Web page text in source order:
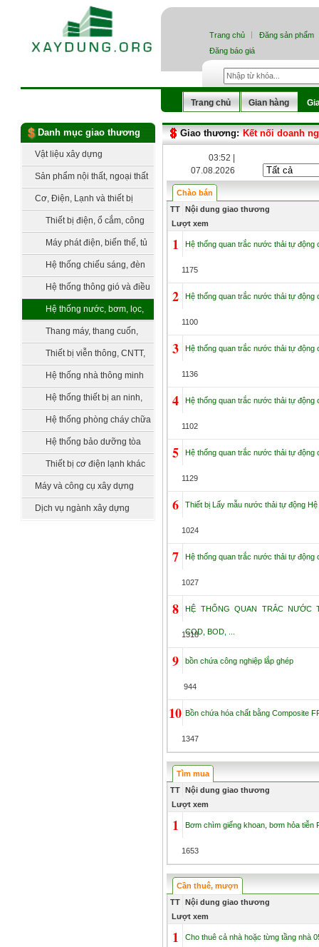
Trang chủ
Đăng sản phẩm
Đăng báo giá
Trang chủ Gian hàng
Danh mục giao thương
Vật liệu xây dựng
Sản phẩm nội thất, ngoại thất
Cơ, Điện, Lạnh và thiết bị
công nghệThiết bị điện, ổ cắm, công
Máy phát điện, biến thế, tủ
điện, trạm điện
Hệ thống chiếu sáng, đèn
trang tríHệ thống thông gió và điều
hòa không khí
Hệ thống nước, bơm, lọc,
bồn chứa, xử lý nước
Thang máy, thang cuốn,
vận thăngThiết bị viễn thông, CNTT,
truyền hìnhHệ thống nhà thông minh
smarthomeHệ thống thiết bị an ninh,
quản lý tòa nhà
Hệ thống phòng cháy chữa
Hệ thống bảo dưỡng tòa
Thiết bị cơ điện lạnh khác
Máy và công cụ xây dựng
Dịch vụ ngành xây dựng
Giao thương: Kết nối doanh
03:52 |
07.08.2026
Chào bán
TT
Nội dung giao thương
Lượt xem
1 Hệ thống quan trắc nước thải tự động
1175
2 Hệ thống quan trắc nước thải tự động
1100
3 Hệ thống quan trắc nước thải tự động
1136
4 Hệ thống quan trắc nước thải tự động
1102
5 Hệ thống quan trắc nước thải tự động
1129
6 Thiết bị Lấy mẫu nước thải tự động
1024
7 Hệ thống quan trắc nước thải tự động
1027
8 HỆ THỐNG QUAN TRẮC NƯỚC
COD, BOD, ...
1318
9 bồn chứa công nghiệp lắp ghép
944
10 Bồn chứa hóa chất bằng Composite
1347
Tìm mua
TT
Nội dung giao thương
Lượt xem
1 Bơm chìm giếng khoan, bơm hỏa tiễn
1653
Cần thuê, mượn
TT
Nội dung giao thương
Lượt xem
1 Cho thuê cả nhà hoặc từng tầng nhà